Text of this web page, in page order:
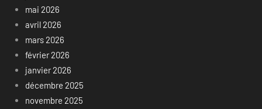
mai 2026
avril 2026
mars 2026
février 2026
janvier 2026
décembre 2025
novembre 2025